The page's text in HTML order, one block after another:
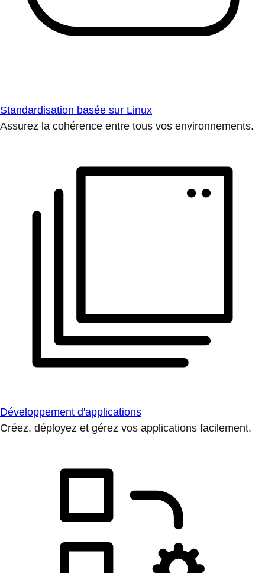
Standardisation basée sur Linux
Assurez la cohérence entre tous vos environnements.
Développement d'applications
Créez, déployez et gérez vos applications facilement.